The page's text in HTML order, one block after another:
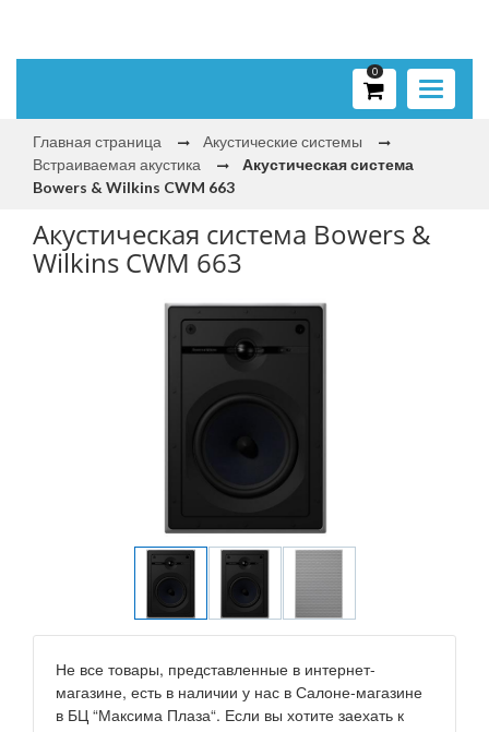
Toggle
0
Главная страница
Акустические системы
Встраиваемая акустика
Акустическая система
Bowers & Wilkins CWM 663
Акустическая система Bowers &
Wilkins CWM 663
Не все товары, представленные в интернет-
магазине, есть в наличии у нас в Салоне-магазине
в БЦ “Максима Плаза“. Если вы хотите заехать к